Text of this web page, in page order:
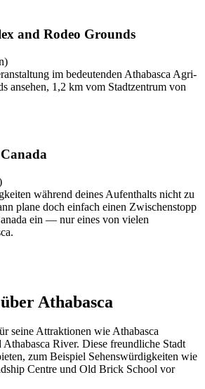
and Rodeo Grounds
im bedeutenden Athabasca Agri-
ansehen, 1,2 km vom Stadtzentrum von
während deines Aufenthalts nicht zu
plane doch einfach einen Zwischenstopp
ein — nur eines von vielen
Athabasca
seine Attraktionen wie Athabasca
River. Diese freundliche Stadt
zum Beispiel Sehenswürdigkeiten wie
Centre und Old Brick School vor